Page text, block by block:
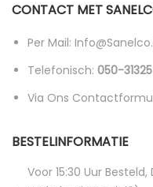
CONTACT MET
Per Mail:
Telefonisch: 050-
Via Ons
BESTELINFORMATIE
Voor 15:30 Uur